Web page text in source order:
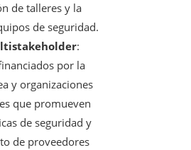
de talleres y la
de seguridad.
:
por la
y organizaciones
que promueven
de seguridad y
de proveedores